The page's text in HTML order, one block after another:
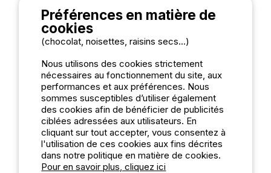
Trier par
Pertinence
Note croissante
Note décroissante
Avis les plus récents
Note
Merveilleux (10-8)
332
Super (8-6) 8
Préférences en matière de
cookies
(chocolat, noisettes, raisins secs...)
Nous utilisons des cookies strictement
nécessaires au fonctionnement du site, aux
performances et aux préférences. Nous
sommes susceptibles d’utiliser également
des cookies afin de bénéficier de publicités
ciblées adressées aux utilisateurs. En
cliquant sur tout accepter, vous consentez à
l'utilisation de ces cookies aux fins décrites
dans notre politique en matière de cookies.
Pour en savoir plus, cliquez ici